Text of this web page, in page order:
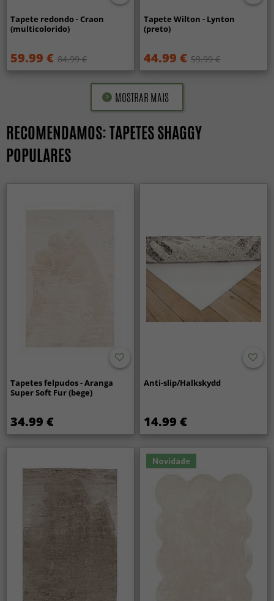
Tapete redondo - Craon
(multicolorido)
59.99 € 84.99 €
Tapete Wilton - Lynton
(preto)
44.99 € 59.99 €
MOSTRAR MAIS
RECOMENDAMOS: TAPETES SHAGGY
POPULARES
Tapetes felpudos - Aranga
Super Soft Fur (bege)
34.99 €
Anti-slip/Halkskydd
14.99 €
Novidade